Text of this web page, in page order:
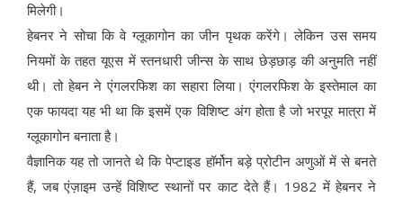
मिलेगी।
हेबनर ने सोचा कि वे ग्लूकागोन का जीन पृथक करेंगे। लेकिन उस समय
नियमों के तहत यूएस में स्तनधारी जीन्स के साथ छेड़छाड़ की अनुमति नहीं
थी। तो हेबन ने एंगलरफिश का सहारा लिया। एंगलरफिश के इस्तेमाल का
एक फायदा यह भी था कि इसमें एक विशिष्ट अंग होता है जो भरपूर मात्रा में
ग्लूकागोन बनाता है।
वैज्ञानिक यह तो जानते थे कि पेप्टाइड हॉर्मोन बड़े प्रोटीन अणुओं में से बनते
हैं, जब एंज़ाइम उन्हें विशिष्ट स्थानों पर काट देते हैं। 1982 में हेबनर ने